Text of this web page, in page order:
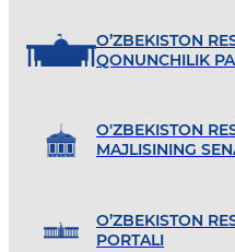
O’ZBEKISTON
QONUNCHILIK
O'ZBEKISTON
MAJLISINING
O’ZBEKISTON
PORTALI